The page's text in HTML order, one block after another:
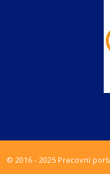
© 2016 - 2025 Pracovní